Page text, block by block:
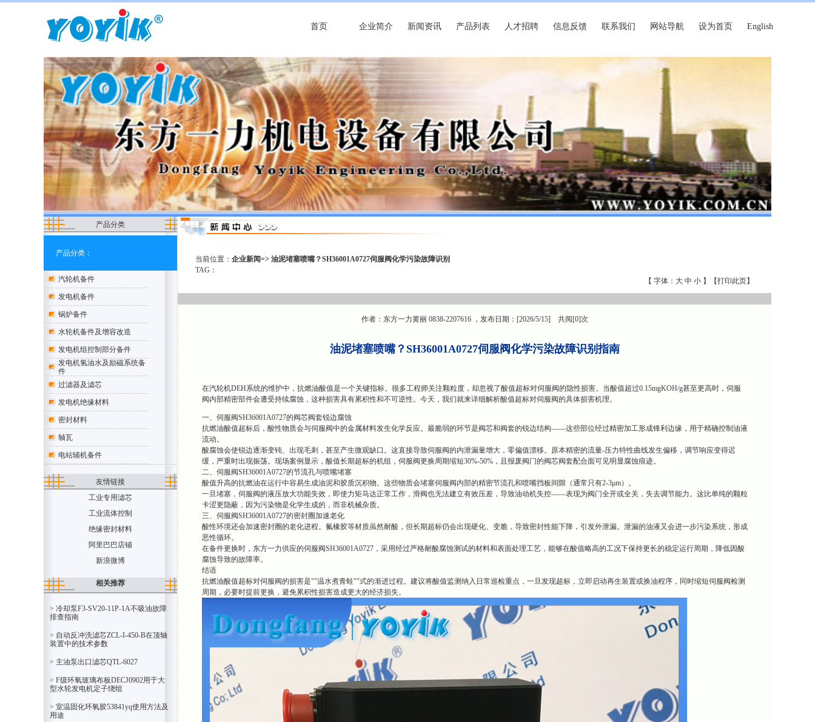
首页 企业简介 新闻资讯 产品列表 人才招聘 信息反馈 联系我们 网站导航 设为首页 English
产品分类
产品分类：
汽轮机备件
发电机备件
锅炉备件
水轮机备件及增容改造
发电机组控制部分备件
发电机氢油水及励磁系统备
件
过滤器及滤芯
发电机绝缘材料
密封材料
轴瓦
电站辅机备件
友情链接
工业专用滤芯
工业流体控制
绝缘密封材料
阿里巴巴店铺
新浪微博
相关推荐
> 冷却泵F3-SV20-11P-1A不吸油故障
排查指南
> 自动反冲洗滤芯ZCL-I-450-B在顶轴
装置中的技术参数
> 主油泵出口滤芯QTL-6027
> F级环氧玻璃布板DECJ0902用于大
型水轮发电机定子绕组
> 室温固化环氧胶53841yq使用方法及
用途
当前位置：企业新闻=> 油泥堵塞喷嘴？SH36001A0727伺服阀化学污染故障识别
TAG：
【 字体： 大 中 小】【打印此页】
作者：东方一力黄丽 0838-2207616 ，发布日期：[2026/5/15] 共阅[0]次
油泥堵塞喷嘴？SH36001A0727伺服阀化学污染故障识别指南
在汽轮机DEH系统的维护中，抗燃油酸值是一个关键指标。很多工程师关注颗粒度，却忽视了酸值超标对伺服阀的隐性损害。当酸值超过0.15mgKOH/g甚至更高时，伺服
阀内部精密部件会遭受持续腐蚀，这种损害具有累积性和不可逆性。今天，我们就来详细解析酸值超标对伺服阀的具体损害机理。
一、伺服阀SH36001A0727的阀芯阀套锐边腐蚀
抗燃油酸值超标后，酸性物质会与伺服阀中的金属材料发生化学反应。最脆弱的环节是阀芯和阀套的锐边结构——这些部位经过精密加工形成锋利边缘，用于精确控制油液
流动。
酸腐蚀会使锐边逐渐变钝、出现毛刺，甚至产生微观缺口。这直接导致伺服阀的内泄漏量增大，零偏值漂移。原本精密的流量-压力特性曲线发生偏移，调节响应变得迟
缓，严重时出现振荡。现场案例显示，酸值长期超标的机组，伺服阀更换周期缩短30%-50%，且报废阀门的阀芯阀套配合面可见明显腐蚀痕迹。
二、伺服阀SH36001A0727的节流孔与喷嘴堵塞
酸值升高的抗燃油在运行中容易生成油泥和胶质沉积物。这些物质会堵塞伺服阀内部的精密节流孔和喷嘴挡板间隙（通常只有2-3μm）。
一旦堵塞，伺服阀的液压放大功能失效，即使力矩马达正常工作，滑阀也无法建立有效压差，导致油动机失控——表现为阀门全开或全关，失去调节能力。这比单纯的颗粒
卡涩更隐蔽，因为污染物是化学生成的，而非机械杂质。
三、伺服阀SH36001A0727的密封圈加速老化
酸性环境还会加速密封圈的老化进程。氟橡胶等材质虽然耐酸，但长期超标仍会出现硬化、变脆，导致密封性能下降，引发外泄漏。泄漏的油液又会进一步污染系统，形成
恶性循环。
在备件更换时，东方一力供应的伺服阀SH36001A0727，采用经过严格耐酸腐蚀测试的材料和表面处理工艺，能够在酸值略高的工况下保持更长的稳定运行周期，降低因酸
腐蚀导致的故障率。
结语
抗燃油酸值超标对伺服阀的损害是""温水煮青蛙""式的渐进过程。建议将酸值监测纳入日常巡检重点，一旦发现超标，立即启动再生装置或换油程序，同时缩短伺服阀检测
周期，必要时提前更换，避免累积性损害造成更大的经济损失。